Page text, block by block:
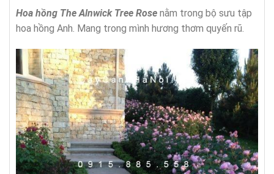
Hoa hồng The Alnwick Tree Rose nằm trong bộ sưu tập
hoa hồng Anh. Mang trong mình hương thơm quyến rũ.